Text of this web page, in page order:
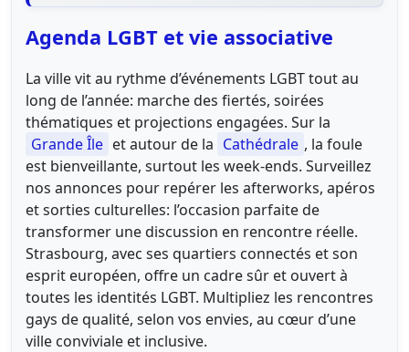
Agenda LGBT et vie associative
La ville vit au rythme d’événements LGBT tout au
long de l’année: marche des fiertés, soirées
thématiques et projections engagées. Sur la
Grande Île et autour de la Cathédrale , la foule
est bienveillante, surtout les week-ends. Surveillez
nos annonces pour repérer les afterworks, apéros
et sorties culturelles: l’occasion parfaite de
transformer une discussion en rencontre réelle.
Strasbourg, avec ses quartiers connectés et son
esprit européen, offre un cadre sûr et ouvert à
toutes les identités LGBT. Multipliez les rencontres
gays de qualité, selon vos envies, au cœur d’une
ville conviviale et inclusive.